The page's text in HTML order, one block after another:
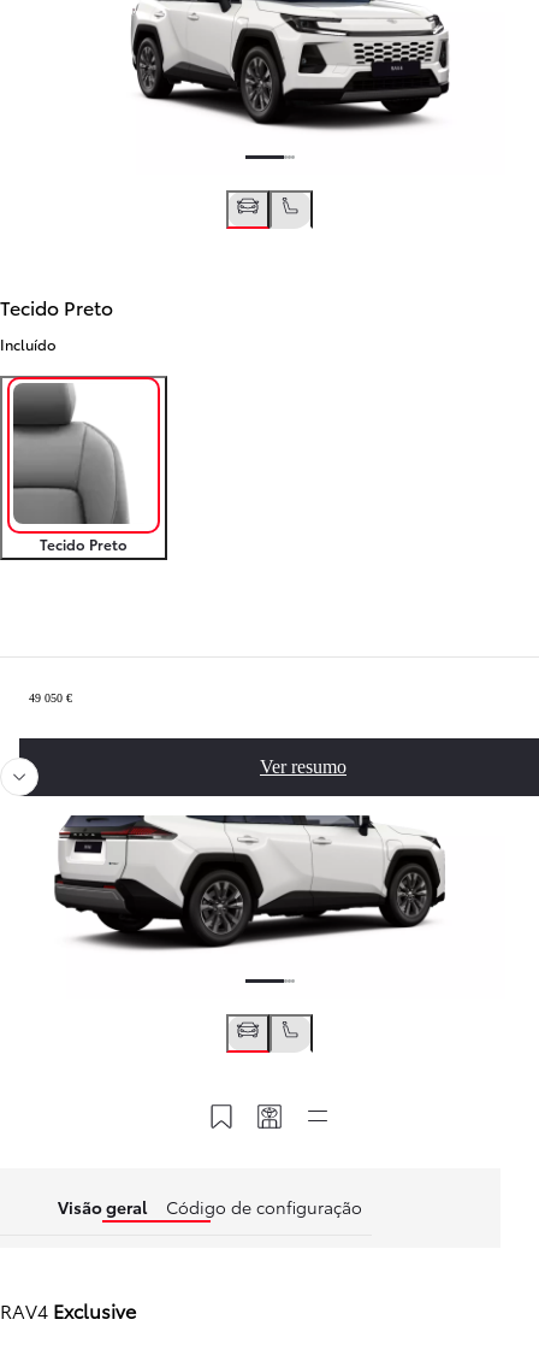
Tecido Preto
Incluído
Tecido Preto
49 050 €
Ver resumo
Sumário
Anterior Próximo
Guardar no MyTPartilhar o meu código
Visão geral Código de configuração
RAV4 Exclusive